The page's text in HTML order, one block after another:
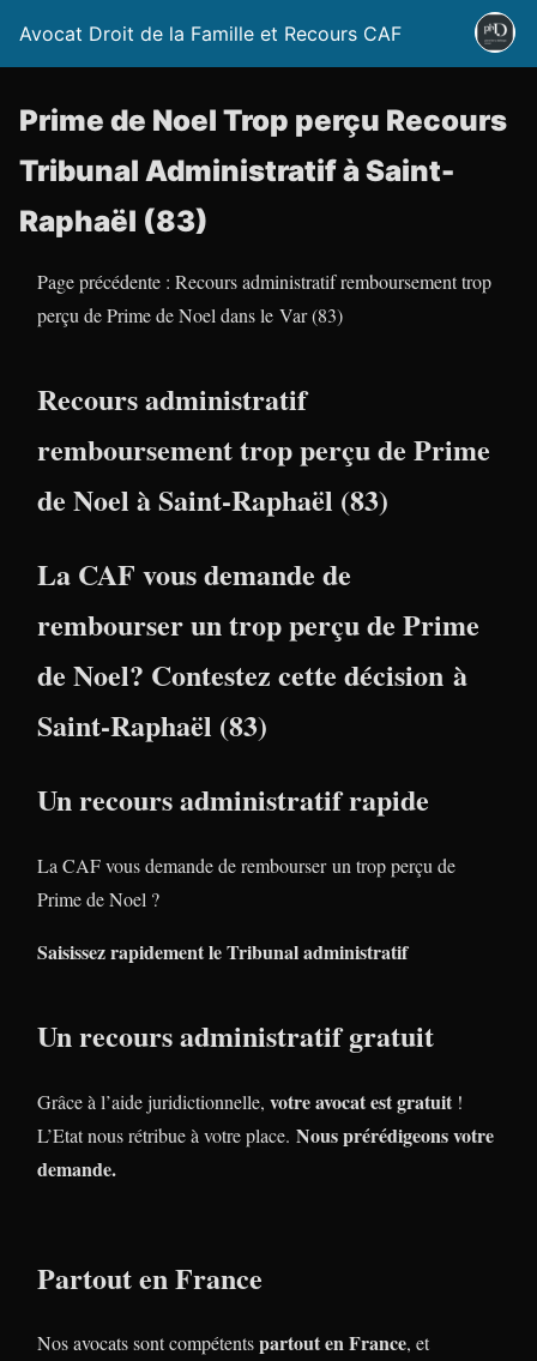
Avocat Droit de la Famille et Recours CAF
Prime de Noel Trop perçu Recours
Tribunal Administratif à Saint-
Raphaël (83)
Page précédente : Recours administratif remboursement trop
perçu de Prime de Noel dans le Var (83)
Recours administratif
remboursement trop perçu de Prime
de Noel à Saint-Raphaël (83)
La CAF vous demande de
rembourser un trop perçu de Prime
de Noel? Contestez cette décision à
Saint-Raphaël (83)
Un recours administratif rapide
La CAF vous demande de rembourser un trop perçu de
Prime de Noel ?
Saisissez rapidement le Tribunal administratif
Un recours administratif gratuit
Grâce à l’aide juridictionnelle, votre avocat est gratuit !
L’Etat nous rétribue à votre place. Nous prérédigeons votre
demande.
Partout en France
Nos avocats sont compétentspartout en France, et